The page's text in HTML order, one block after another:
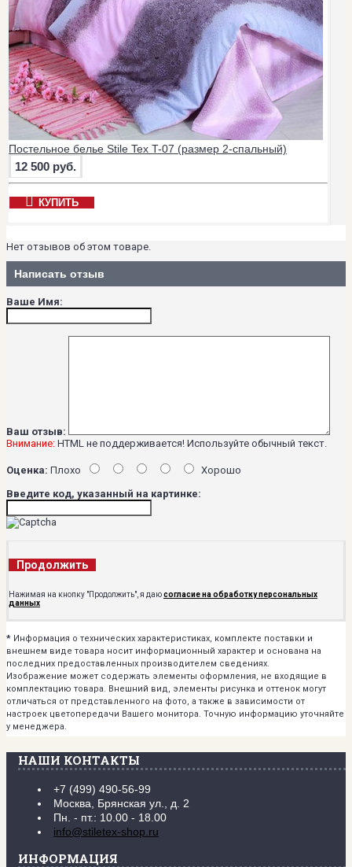
Постельное белье Stile Tex T-07 (размер 2-спальный)
12 500 руб.
КУПИТЬ
Нет отзывов об этом товаре.
Написать отзыв
Ваше Имя:
Ваш отзыв:
Внимание: HTML не поддерживается! Используйте обычный текст.
Оценка: Плохо
Хорошо
Введите код, указанный на картинке:
Продолжить
Нажимая на кнопку "Продолжить", я даюсогласие на обработку персональных
данных
* Информация о технических характеристиках, комплекте поставки и
внешнем виде товара носит информационный характер и основана на
последних предоставленных производителем сведениях.
Изображение может содержать элементы оформления, не входящие в
комплектацию товара. Внешний вид, элементы рисунка и оттенок могут
отличаться от представленного на фото, а также в зависимости от
настроек цветопередачи Вашего монитора. Точную информацию уточняйте
у менеджера.
НАШИ КОНТАКТЫ
+7 (499) 490-56-99
Москва, Брянская ул., д. 2
Пн. - пт.: 10.00 - 18.00
info@stiletex-shop.ru
ИНФОРМАЦИЯ